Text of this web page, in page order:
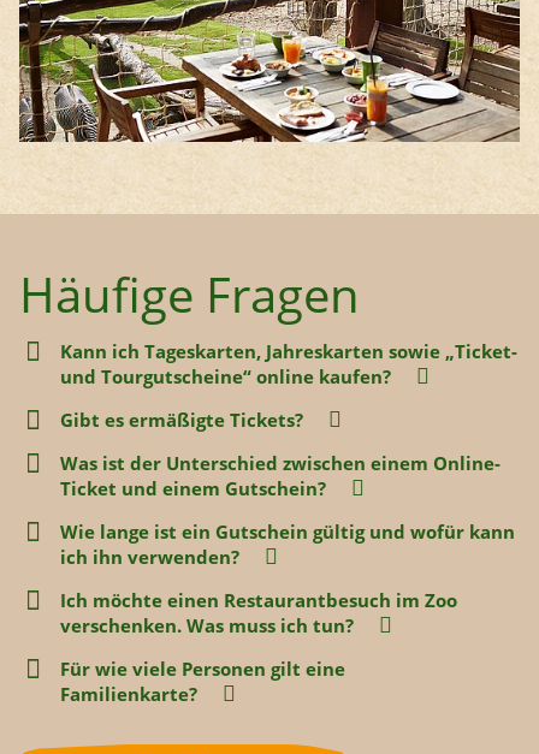
Häufige Fragen
Kann ich Tageskarten, Jahreskarten sowie „Ticket-
und Tourgutscheine“ online kaufen?
Gibt es ermäßigte Tickets?
Was ist der Unterschied zwischen einem Online-
Ticket und einem Gutschein?
Wie lange ist ein Gutschein gültig und wofür kann
ich ihn verwenden?
Ich möchte einen Restaurantbesuch im Zoo
verschenken. Was muss ich tun?
Für wie viele Personen gilt eine
Familienkarte?